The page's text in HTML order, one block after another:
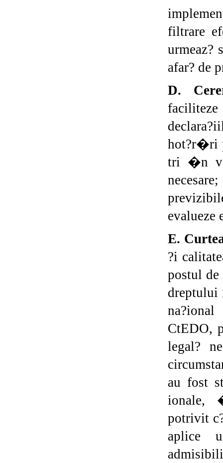
filtrare
urmeaz?
afar? de
D.
hot?r�ri
tri �n
evalueze
E.
?i
postul
dreptului
CtEDO,
legal?
au fost
ionale,
potrivit
aplice